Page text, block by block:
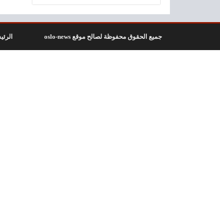
جميع الحقوق محفوظة لصالح موقع oslo-news